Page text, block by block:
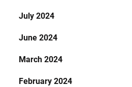
July 2024
June 2024
March 2024
February 2024